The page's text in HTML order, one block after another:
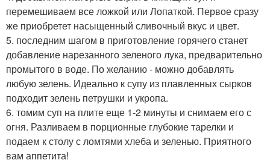
перемешиваем все ложкой или Лопаткой. Первое сразу
же приобретет насыщенный сливочный вкус и цвет.
5. последним шагом в приготовление горячего станет
добавление нарезанного зеленого лука, предварительно
промытого в воде. По желанию - можно добавлять
любую зелень. Идеально к супу из плавленных сырков
подходит зелень петрушки и укропа.
6. томим суп на плите еще 1-2 минуты и снимаем его с
огня. Разливаем в порционные глубокие тарелки и
подаем к столу с ломтями хлеба и зеленью. Приятного
вам аппетита!